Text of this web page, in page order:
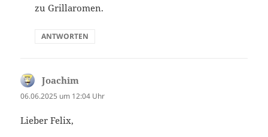
zu Grillaromen.
ANTWORTEN
Joachim
06.06.2025 um 12:04 Uhr
Lieber Felix,